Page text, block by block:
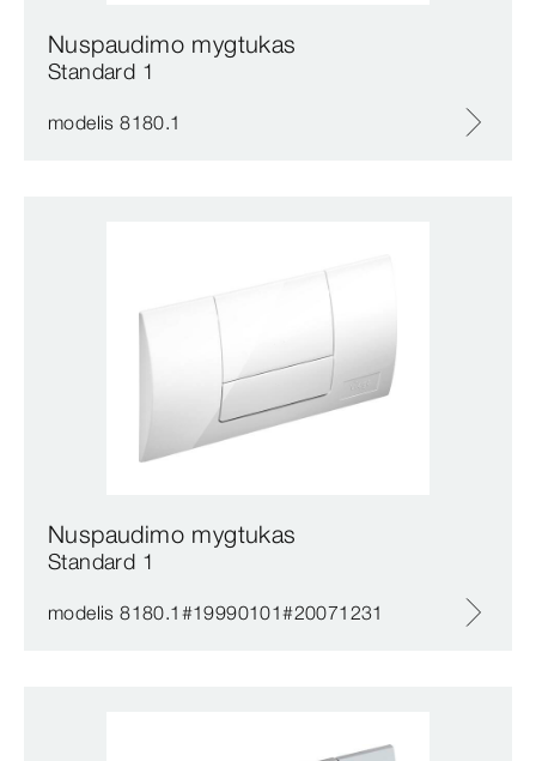
Nuspaudimo mygtukas
Standard 1
modelis 8180.1
Nuspaudimo mygtukas
Standard 1
modelis 8180.1#19990101#20071231